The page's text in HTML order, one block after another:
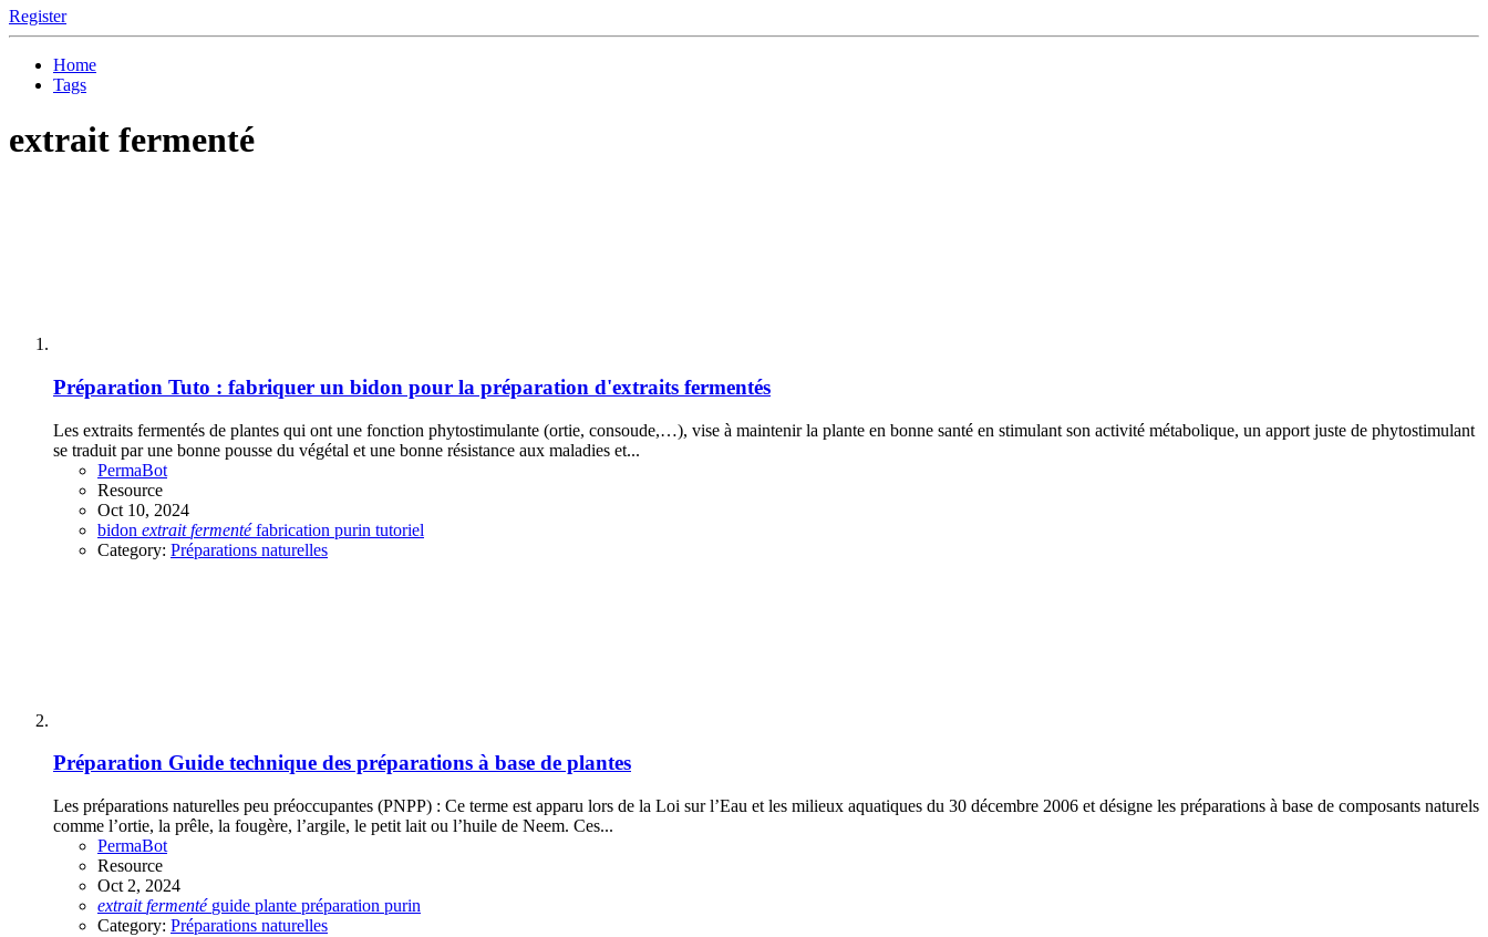
Register
Home
Tags
extrait fermenté
Préparation Tuto : fabriquer un bidon pour la préparation d'extraits fermentés
Les extraits fermentés de plantes qui ont une fonction phytostimulante (ortie, consoude,…), vise à maintenir la plante en bonne santé en stimulant son activité métabolique, un apport juste de phytostimulant
se traduit par une bonne pousse du végétal et une bonne résistance aux maladies et...
PermaBot
Resource
Oct 10, 2024
bidon extrait fermenté fabrication purin tutoriel
Category: Préparations naturelles
Préparation Guide technique des préparations à base de plantes
Les préparations naturelles peu préoccupantes (PNPP) : Ce terme est apparu lors de la Loi sur l’Eau et les milieux aquatiques du 30 décembre 2006 et désigne les préparations à base de composants naturels
comme l’ortie, la prêle, la fougère, l’argile, le petit lait ou l’huile de Neem. Ces...
PermaBot
Resource
Oct 2, 2024
extrait fermenté guide plante préparation purin
Category: Préparations naturelles